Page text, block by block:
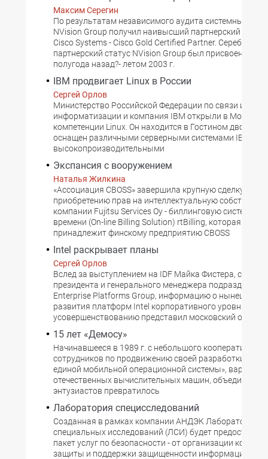
Максим Серегин
По результатам независимого аудита системный
NVision Group получил наивысший партнерский
Cisco Systems - Cisco Gold Certified Partner. Серебряный
партнерский статус NVision Group был присвоен чуть
полугода назад?- летом 2003 г.
IBM продвигает Linux в России
Сергей Орлов
Министерство Российской Федерации по связи и
информатизации и компания IBM открыли в Москве
компетенции Linux. Он находится в Гостином дворе и
оснащен различными серверными системами IBM
высокопроизводительными
Экспансия с вооружением
Наталья Жилкина
«Aссоциация CBOSS» завершила крупную сделку по
приобретению прав на интеллектуальную
компании Fujitsu Services Oy - биллинговую систему
времени (On-line Billing Solution) rtBilling, которая
принадлежит финскому предприятию CBOSS
Intel раскрывает планы
Сергей Орлов
Вслед за выступлением на IDF Майка Фистера,
президента и генерального менеджера
Enterprise Platforms Group, информацию о нынешнем
развития платформ Intel корпоративного уровня и
усовершенствованию представил московский офис
15 лет «Демосу»
Начинавшееся в 1989 г. с небольшого кооператива
сотрудников по продвижению своей разработки
единой мобильной операционной системы», варианта
отечественных вычислительных машин, объединение
энтузиастов превратилось
Лаборатория специсследований
Созданная в рамках компании АНДЭК Лаборатория
специальных исследований (ЛСИ) будет
пакет услуг по безопасности - от организации
защиты и поддержки защищенности